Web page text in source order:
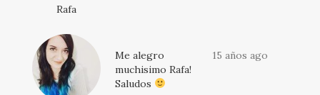
Rafa
15 años ago
Me alegro
muchisimo Rafa!
Saludos